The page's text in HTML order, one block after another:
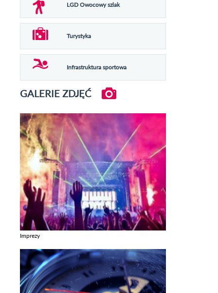
LGD Owocowy szlak
Turystyka
Infrastruktura sportowa
GALERIE ZDJĘĆ
Imprezy